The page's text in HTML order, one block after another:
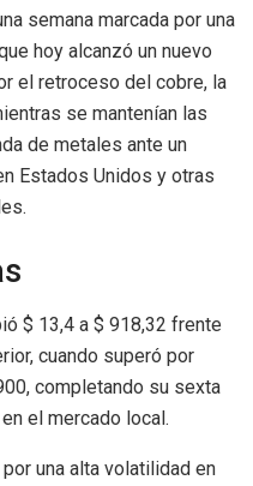
semana marcada por una
hoy alcanzó un nuevo
el retroceso del cobre, la
se mantenían las
de metales ante un
Estados Unidos y otras
$ 13,4 a $ 918,32 frente
cuando superó por
completando su sexta
el mercado local.
una alta volatilidad en